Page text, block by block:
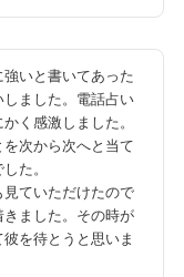
いと書いてあった
ました。電話占い
く感激しました。
次から次へと当て
た。
ていただけたので
ました。その時が
を待とうと思いま